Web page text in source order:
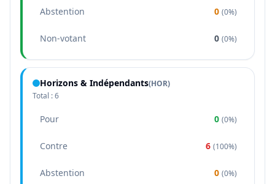
Abstention 0 (0%)
Non-votant 0 (0%)
Horizons & Indépendants(HOR)
Total :6
Pour 0 (0%)
Contre 6 (100%)
Abstention 0 (0%)